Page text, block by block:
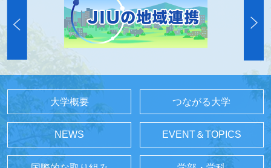
大学概要 つながる大学
NEWS EVENT＆TOPICS